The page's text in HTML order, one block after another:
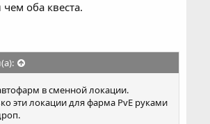
оба квеста.
в сменной локации.
эти локации для фарма PvE руками